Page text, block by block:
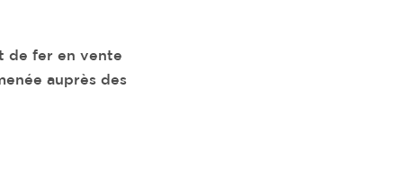
de fer en vente
auprès des